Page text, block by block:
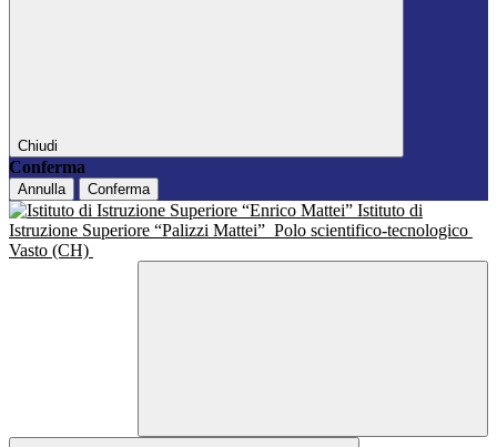
Chiudi
Conferma
Annulla Conferma
Istituto di
Istruzione Superiore “Palizzi Mattei” Polo scientifico-tecnologico
Vasto (CH)